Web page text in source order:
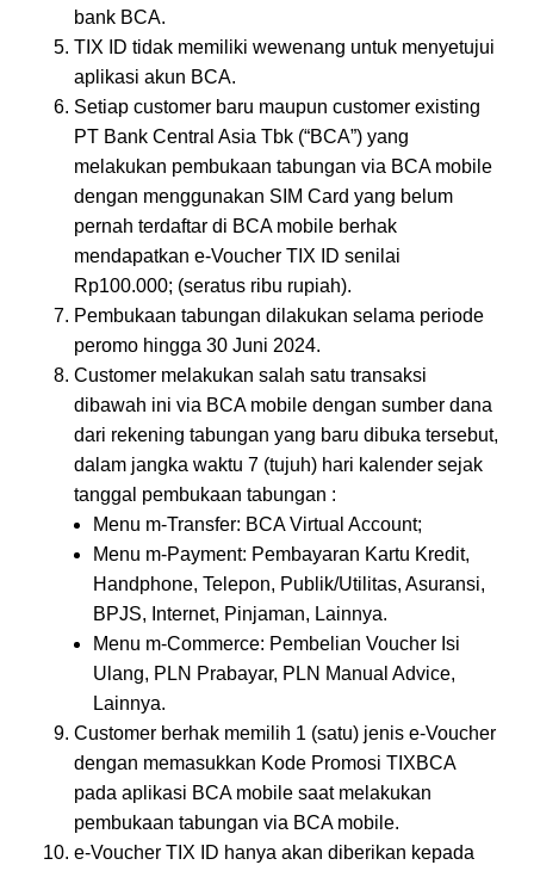
bank BCA.
TIX ID tidak memiliki wewenang untuk menyetujui
aplikasi akun BCA.
Setiap customer baru maupun customer existing
PT Bank Central Asia Tbk (“BCA”) yang
melakukan pembukaan tabungan via BCA mobile
dengan menggunakan SIM Card yang belum
pernah terdaftar di BCA mobile berhak
mendapatkan e-Voucher TIX ID senilai
Rp100.000; (seratus ribu rupiah).
Pembukaan tabungan dilakukan selama periode
peromo hingga 30 Juni 2024.
Customer melakukan salah satu transaksi
dibawah ini via BCA mobile dengan sumber dana
dari rekening tabungan yang baru dibuka tersebut,
dalam jangka waktu 7 (tujuh) hari kalender sejak
tanggal pembukaan tabungan :
Menu m-Transfer: BCA Virtual Account;
Menu m-Payment: Pembayaran Kartu Kredit,
Handphone, Telepon, Publik/Utilitas, Asuransi,
BPJS, Internet, Pinjaman, Lainnya.
Menu m-Commerce: Pembelian Voucher Isi
Ulang, PLN Prabayar, PLN Manual Advice,
Lainnya.
Customer berhak memilih 1 (satu) jenis e-Voucher
dengan memasukkan Kode Promosi TIXBCA
pada aplikasi BCA mobile saat melakukan
pembukaan tabungan via BCA mobile.
e-Voucher TIX ID hanya akan diberikan kepada